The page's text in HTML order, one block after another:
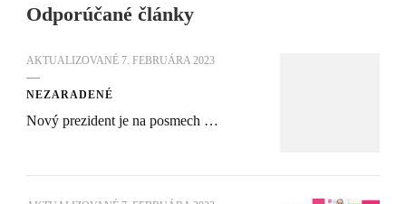
Odporúčané články
AKTUALIZOVANÉ 7. FEBRUÁRA 2023
NEZARADENÉ
Nový prezident je na posmech …